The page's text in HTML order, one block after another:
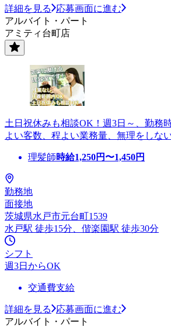
詳細を見る
応募画面に進む
アルバイト・パート
アミティ台町店
土日祝休みも相談OK！週3日～、勤務
よい客数、程よい業務量、無理をしな
理髪師時給1,250円〜1,450円
勤務地
面接地
茨城県水戸市元台町1539
水戸駅 徒歩15分、偕楽園駅 徒歩30分
シフト
週3日からOK
交通費支給
詳細を見る
応募画面に進む
アルバイト・パート